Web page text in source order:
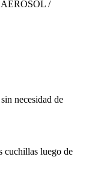
/
necesidad de
luego de